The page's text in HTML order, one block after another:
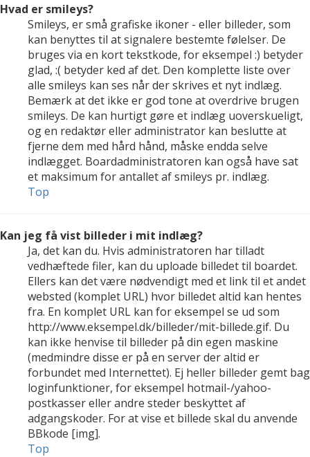
Hvad er smileys?
Smileys, er små grafiske ikoner - eller billeder, som
kan benyttes til at signalere bestemte følelser. De
bruges via en kort tekstkode, for eksempel :) betyder
glad, :( betyder ked af det. Den komplette liste over
alle smileys kan ses når der skrives et nyt indlæg.
Bemærk at det ikke er god tone at overdrive brugen
smileys. De kan hurtigt gøre et indlæg uoverskueligt,
og en redaktør eller administrator kan beslutte at
fjerne dem med hård hånd, måske endda selve
indlægget. Boardadministratoren kan også have sat
et maksimum for antallet af smileys pr. indlæg.
Top
Kan jeg få vist billeder i mit indlæg?
Ja, det kan du. Hvis administratoren har tilladt
vedhæftede filer, kan du uploade billedet til boardet.
Ellers kan det være nødvendigt med et link til et andet
websted (komplet URL) hvor billedet altid kan hentes
fra. En komplet URL kan for eksempel se ud som
http://www.eksempel.dk/billeder/mit-billede.gif. Du
kan ikke henvise til billeder på din egen maskine
(medmindre disse er på en server der altid er
forbundet med Internettet). Ej heller billeder gemt bag
loginfunktioner, for eksempel hotmail-/yahoo-
postkasser eller andre steder beskyttet af
adgangskoder. For at vise et billede skal du anvende
BBkode [img].
Top